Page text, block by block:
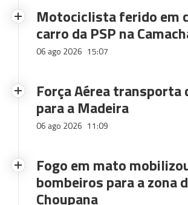
Motociclista ferido em
carro da PSP na
06 ago 2026 15:07
Força Aérea transporta
para a Madeira
06 ago 2026 11:09
Fogo em mato
bombeiros para a zona
Choupana